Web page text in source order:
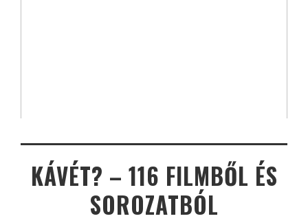
KÁVÉT? – 116 FILMBŐL ÉS
SOROZATBÓL